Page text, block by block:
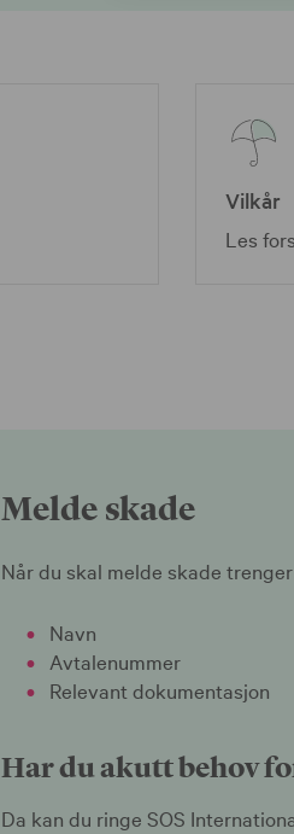
Vilkår
Les
Melde skade
Når du skal melde skade
Navn
Avtalenummer
Relevant dokumentasjon
Har du akutt behov
Da kan du ringe SOS